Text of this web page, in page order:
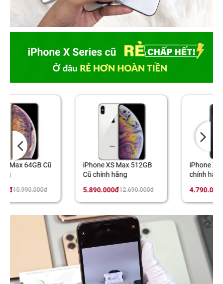
iPhone XS Max 512GB
5.890.000đ
12.690.000đ
iPhone XS 512GB Cũ
chính hãng
4.790.000đ
10.990.000đ